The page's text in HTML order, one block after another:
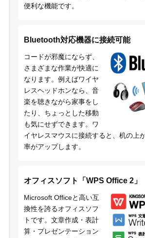
便利な機能です。
Bluetooth対応機器に接続可能
コードが邪魔にならず、
さまざまな作業が快適に
なります。例えばワイヤ
レスヘッドホンなら、音
楽を聴きながら家事をし
たり、ちょっとした移動
も気にせずできます。ワ
イヤレスマウスに接続すると、机の上
率がアップします。
オフィスソフト「WPS Office 2」
Microsoft Officeと高い互
換性を誇るオフィスソフ
トです。文章作成・表計
算・プレゼンテーション